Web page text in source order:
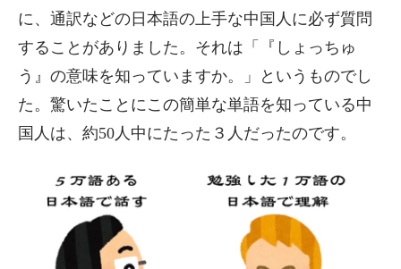
に、通訳などの日本語の上手な中国人に必ず質問
することがありました。それは「『しょっちゅ
う』の意味を知っていますか。」というものでし
た。驚いたことにこの簡単な単語を知っている中
国人は、約50人中にたった３人だったのです。